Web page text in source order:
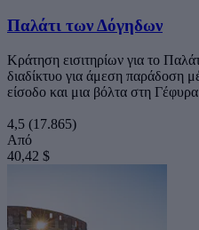
Παλάτι των Δόγηδων
Κράτηση εισιτηρίων για το
διαδίκτυο για άμεση παράδοση
είσοδο και μια βόλτα στη
4,5 (17.865)
Από
40,42 $